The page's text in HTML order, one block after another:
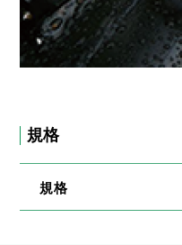
規格
規格